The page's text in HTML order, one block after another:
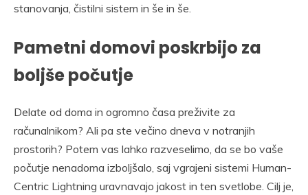
stanovanja, čistilni sistem in še in še.
Pametni domovi poskrbijo za
boljše počutje
Delate od doma in ogromno časa preživite za
računalnikom? Ali pa ste večino dneva v notranjih
prostorih? Potem vas lahko razveselimo, da se bo vaše
počutje nenadoma izboljšalo, saj vgrajeni sistemi Human-
Centric Lightning uravnavajo jakost in ten svetlobe. Cilj je,